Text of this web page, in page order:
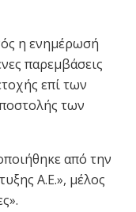
η ενημέρωσή
παρεμβάσεις
επί των
των
από την
Α.Ε.», μέλος